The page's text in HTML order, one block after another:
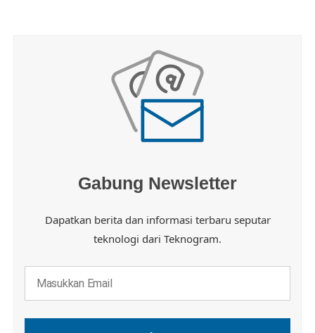
Gabung Newsletter
Dapatkan berita dan informasi terbaru seputar
teknologi dari Teknogram.